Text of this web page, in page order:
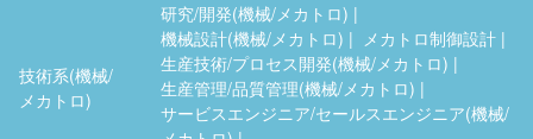
技術系(機械/
メカトロ)
研究/開発(機械/メカトロ)
機械設計(機械/メカトロ)
メカトロ制御設計
生産技術/プロセス開発(機械/メカトロ)
生産管理/品質管理(機械/メカトロ)
サービスエンジニア/セールスエンジニア(機械/